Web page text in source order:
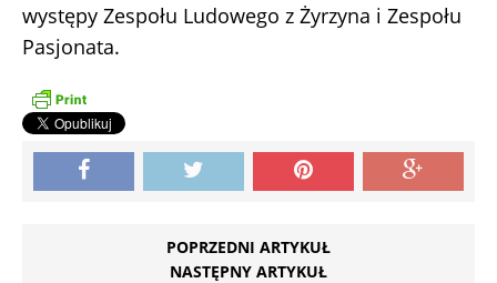
występy Zespołu Ludowego z Żyrzyna i Zespołu
Pasjonata.
POPRZEDNI ARTYKUŁ
NASTĘPNY ARTYKUŁ